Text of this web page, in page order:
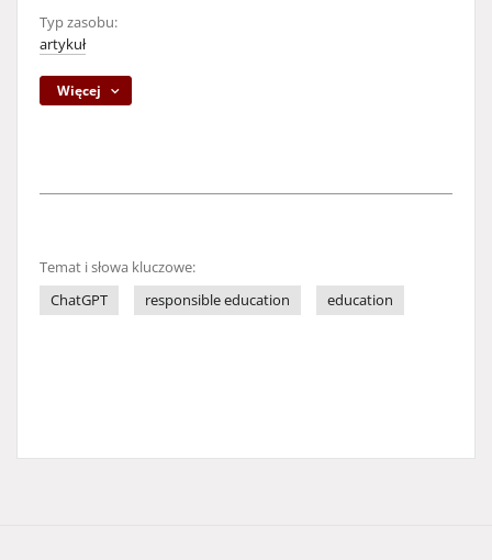
Typ zasobu:
artykuł
Więcej
Temat i słowa kluczowe:
ChatGPT
responsible education education